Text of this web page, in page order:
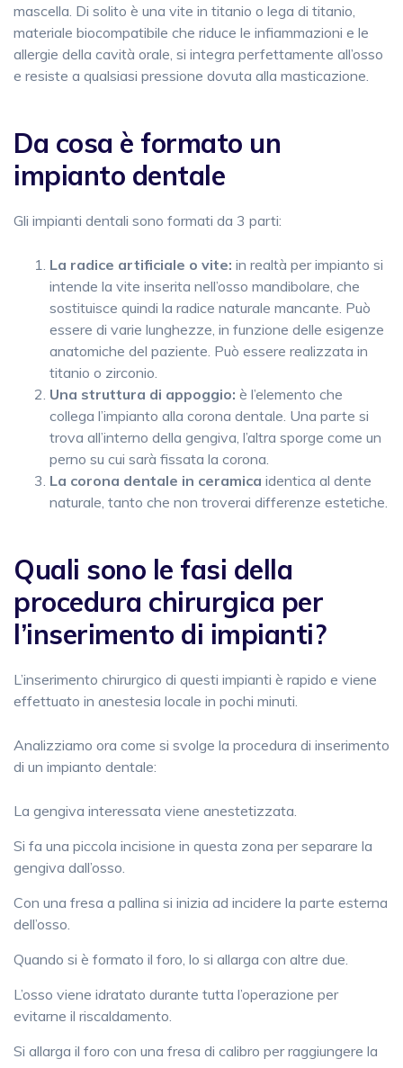
mascella. Di solito è una vite in titanio o lega di titanio,
materiale biocompatibile che riduce le infiammazioni e le
allergie della cavità orale, si integra perfettamente all’osso
e resiste a qualsiasi pressione dovuta alla masticazione.
Da cosa è formato un
impianto dentale
Gli impianti dentali sono formati da 3 parti:
La radice artificiale o vite: in realtà per impianto si
intende la vite inserita nell’osso mandibolare, che
sostituisce quindi la radice naturale mancante. Può
essere di varie lunghezze, in funzione delle esigenze
anatomiche del paziente. Può essere realizzata in
titanio o zirconio.
Una struttura di appoggio: è l’elemento che
collega l’impianto alla corona dentale. Una parte si
trova all’interno della gengiva, l’altra sporge come un
perno su cui sarà fissata la corona.
La corona dentale in ceramica identica al dente
naturale, tanto che non troverai differenze estetiche.
Quali sono le fasi della
procedura chirurgica per
l’inserimento di impianti?
L’inserimento chirurgico di questi impianti è rapido e viene
effettuato in anestesia locale in pochi minuti.
Analizziamo ora come si svolge la procedura di inserimento
di un impianto dentale:
La gengiva interessata viene anestetizzata.
Si fa una piccola incisione in questa zona per separare la
gengiva dall’osso.
Con una fresa a pallina si inizia ad incidere la parte esterna
dell’osso.
Quando si è formato il foro, lo si allarga con altre due.
L’osso viene idratato durante tutta l’operazione per
evitarne il riscaldamento.
Si allarga il foro con una fresa di calibro per raggiungere la